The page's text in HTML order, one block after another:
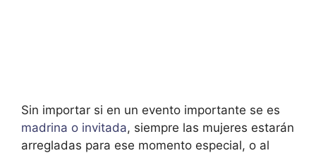
Sin importar si en un evento importante se es
madrina o invitada, siempre las mujeres estarán
arregladas para ese momento especial, o al